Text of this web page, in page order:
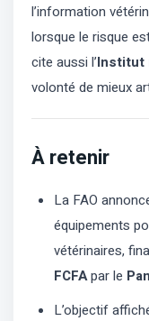
l’information
lorsque le risque
cite aussi l’Institut
volonté de mieux
À retenir
La FAO
équipements
vétérinaires,
FCFApar le
L’objectif